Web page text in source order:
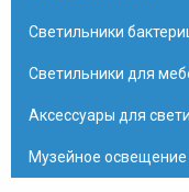
Светильники
Светильники для
Аксессуары для
Музейное освещение